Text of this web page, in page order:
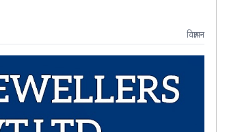
विज्ञापन